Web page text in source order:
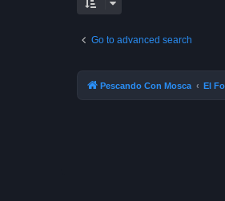
Go to advanced search
Pescando Con Mosca El